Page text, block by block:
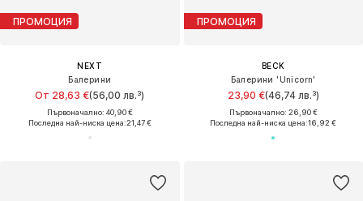
ПРОМОЦИЯ
NEXT
Балерини
От 28,63 €(56,00 лв.³)
Първоначално: 40,90 €
Последна най-ниска цена:21,47 €
ПРОМОЦИЯ
BECK
Балерини 'Unicorn'
23,90 €(46,74 лв.³)
Първоначално: 26,90 €
Последна най-ниска цена:16,92 €